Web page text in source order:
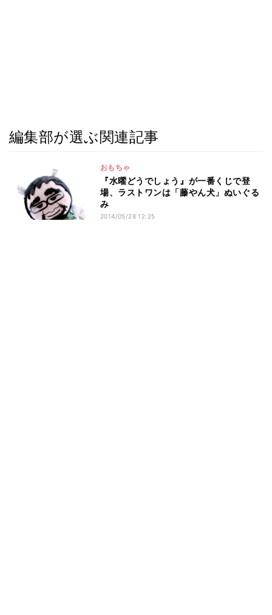
編集部が選ぶ関連記事
おもちゃ
『水曜どうでしょう』が一番くじで登
場、ラストワンは「藤やん犬」ぬいぐる
み
2014/05/28 12:25